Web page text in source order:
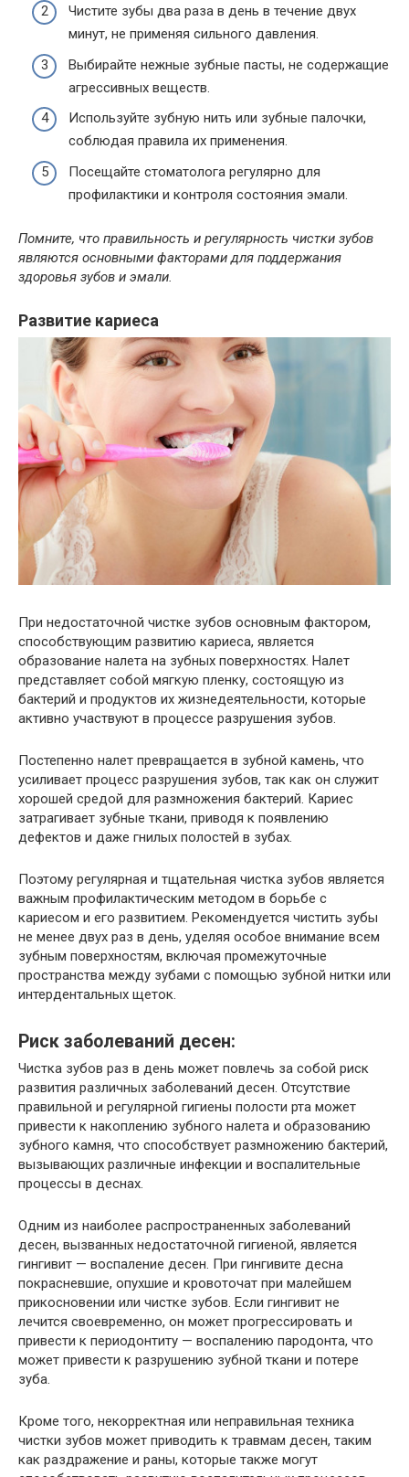
Чистите зубы два раза в день в течение двух
минут, не применяя сильного давления.
Выбирайте нежные зубные пасты, не содержащие
агрессивных веществ.
Используйте зубную нить или зубные палочки,
соблюдая правила их применения.
Посещайте стоматолога регулярно для
профилактики и контроля состояния эмали.
Помните, что правильность и регулярность чистки зубов
являются основными факторами для поддержания
здоровья зубов и эмали.
Развитие кариеса
При недостаточной чистке зубов основным фактором,
способствующим развитию кариеса, является
образование налета на зубных поверхностях. Налет
представляет собой мягкую пленку, состоящую из
бактерий и продуктов их жизнедеятельности, которые
активно участвуют в процессе разрушения зубов.
Постепенно налет превращается в зубной камень, что
усиливает процесс разрушения зубов, так как он служит
хорошей средой для размножения бактерий. Кариес
затрагивает зубные ткани, приводя к появлению
дефектов и даже гнилых полостей в зубах.
Поэтому регулярная и тщательная чистка зубов является
важным профилактическим методом в борьбе с
кариесом и его развитием. Рекомендуется чистить зубы
не менее двух раз в день, уделяя особое внимание всем
зубным поверхностям, включая промежуточные
пространства между зубами с помощью зубной нитки или
интердентальных щеток.
Риск заболеваний десен:
Чистка зубов раз в день может повлечь за собой риск
развития различных заболеваний десен. Отсутствие
правильной и регулярной гигиены полости рта может
привести к накоплению зубного налета и образованию
зубного камня, что способствует размножению бактерий,
вызывающих различные инфекции и воспалительные
процессы в деснах.
Одним из наиболее распространенных заболеваний
десен, вызванных недостаточной гигиеной, является
гингивит — воспаление десен. При гингивите десна
покрасневшие, опухшие и кровоточат при малейшем
прикосновении или чистке зубов. Если гингивит не
лечится своевременно, он может прогрессировать и
привести к периодонтиту — воспалению пародонта, что
может привести к разрушению зубной ткани и потере
зуба.
Кроме того, некорректная или неправильная техника
чистки зубов может приводить к травмам десен, таким
как раздражение и раны, которые также могут